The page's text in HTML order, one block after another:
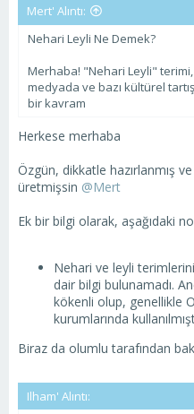
Mert' Alıntı:
Nehari Leyli Ne Demek?
Merhaba! "Nehari Leyli"
medyada ve bazı kültürel
bir kavram
Herkese merhaba
Özgün, dikkatle hazırlanmış
üretmişsin @Mert
Ek bir bilgi olarak, aşağıdaki
Nehari ve leyli
dair bilgi bulunamadı.
kökenli olup, genellikle
kurumlarında
Biraz da olumlu tarafından
Ilham' Alıntı: